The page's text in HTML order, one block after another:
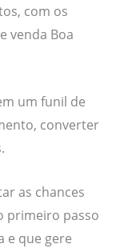
com os
venda Boa
um funil de
converter
as chances
primeiro passo
e que gere